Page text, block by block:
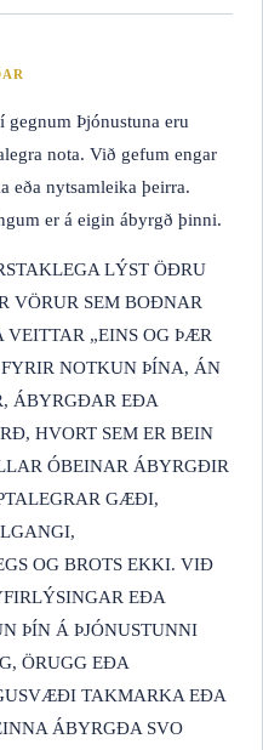
gegnum Þjónustuna eru
nota. Við gefum engar
eða nytsamleika þeirra.
er á eigin ábyrgð þinni.
LÝST ÖÐRU
VÖRUR SEM BOÐNAR
VEITTAR „EINS OG ÞÆR
NOTKUN ÞÍNA, ÁN
ÁBYRGÐAR EÐA
HVORT SEM ER BEIN
ÓBEINAR ÁBYRGÐIR
GÆÐI,
OG BROTS EKKI. VIÐ
EÐA
ÞÍN Á ÞJÓNUSTUNNI
ÖRUGG EÐA
TAKMARKA EÐA
ÁBYRGÐA SVO